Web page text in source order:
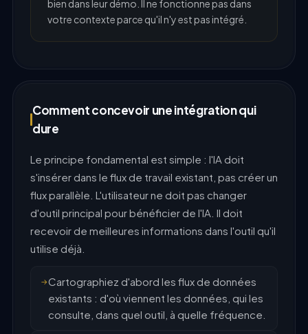
bien dans leur démo. Il ne fonctionne pas dans
votre contexte parce qu'il n'y est pas intégré.
Comment concevoir une intégration qui
dure
Le principe fondamental est simple : l'IA doit
s'insérer dans le flux de travail existant, pas créer un
flux parallèle. L'utilisateur ne doit pas changer
d'outil principal pour bénéficier de l'IA. Il doit
recevoir de meilleures informations dans l'outil qu'il
utilise déjà.
Cartographiez d'abord les flux de données
existants : d'où viennent les données, qui les
consulte, dans quel outil, à quelle fréquence.